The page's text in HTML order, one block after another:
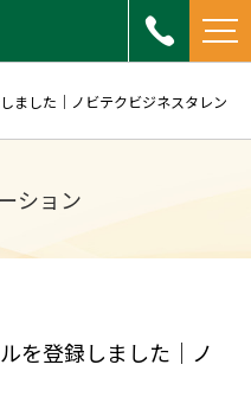
ション
ました｜ノビテクビジネスタレン
を登録しました｜ノ